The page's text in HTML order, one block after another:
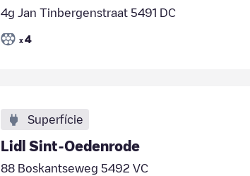
4g Jan Tinbergenstraat 5491 DC
x 4
Superfície
Lidl Sint-Oedenrode
88 Boskantseweg 5492 VC